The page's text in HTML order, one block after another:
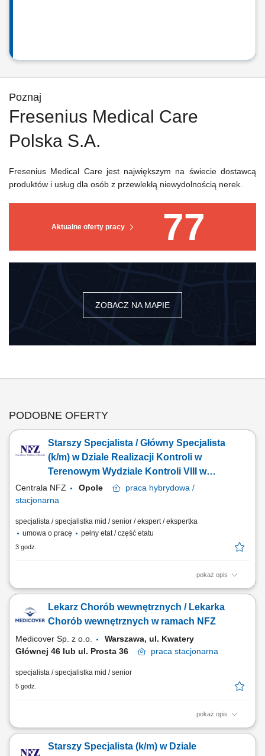
Poznaj
Fresenius Medical Care
Polska S.A.
Aktualne oferty pracy 77
ZOBACZ NA MAPIE
Fresenius Medical Care jest największym na świecie dostawcą
produktów i usług dla osób z przewlekłą niewydolnością nerek.
PODOBNE OFERTY
Starszy Specjalista / Główny Specjalista
(k/m) w Dziale Realizacji Kontroli w
Terenowym Wydziale Kontroli VIII w
Departamencie Kontroli (lekarz k/m)
Centrala NFZ Opole praca hybrydowa /
stacjonarna
specjalista / specjalistka mid / senior / ekspert / ekspertka
umowa o pracę
pełny etat / część etatu
3 godz.
pokaż opis
GŁÓWNE ZADANIA weryfikacja dokumentacji medycznej w trakcie
dotyczących świadczeń opieki zdrowotnej; udział w opracowywaniu
programów kontroli w zakresie metodyki niezbędnej do
Lekarz Chorób wewnętrznych / Lekarka
Chorób wewnętrznych w ramach NFZ
Medicover Sp. z o.o.
Warszawa, ul. Kwatery
Głównej 46 lub ul. Prosta 36
praca stacjonarna
specjalista / specjalistka mid / senior
5 godz.
pokaż opis
Będziesz odpowiedzialny/-a za: konsultowanie pacjentów; zbieranie
dbałość o zachowanie wysokich standardów medycznych; Jeśli gotów
Starszy Specjalista (k/m) w Dziale